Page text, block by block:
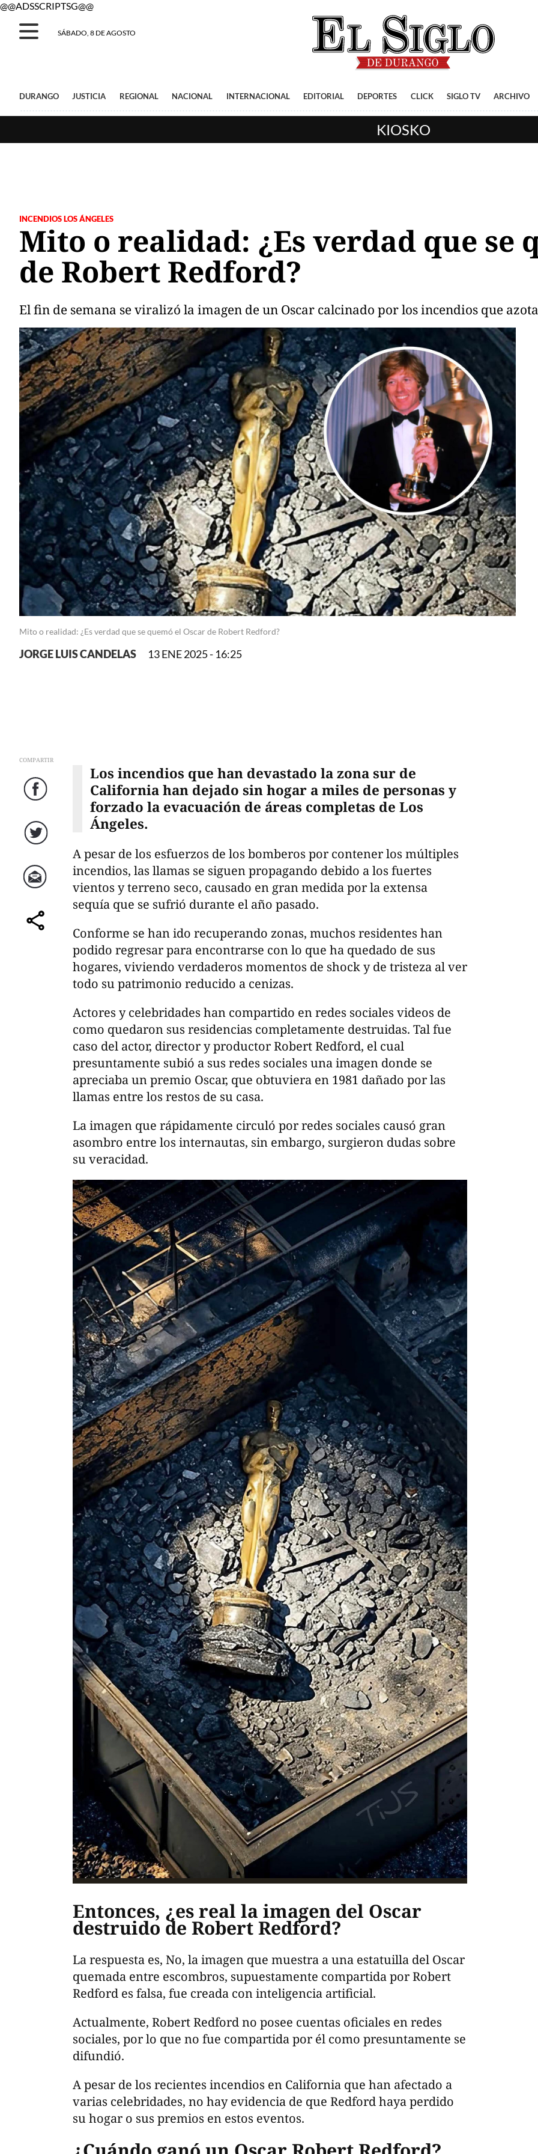
@@ADSSCRIPTSG@@
SÁBADO, 8 DE AGOSTO
DURANGO JUSTICIA REGIONAL NACIONAL INTERNACIONAL EDITORIAL DEPORTES CLICK SIGLO TV ARCHIVO
KIOSKO
INCENDIOS LOS ÁNGELES
Mito o realidad: ¿Es verdad que se
de Robert Redford?
El fin de semana se viralizó la imagen de un Oscar calcinado por los incendios que
Mito o realidad: ¿Es verdad que se quemó el Oscar de Robert Redford?
JORGE LUIS CANDELAS 13 ENE 2025 - 16:25
COMPARTIR
Facebook
Twitter
Correo
comparte
Los incendios que han devastado la zona sur de
California han dejado sin hogar a miles de personas y
forzado la evacuación de áreas completas de Los
Ángeles.
A pesar de los esfuerzos de los bomberos por contener los múltiples
incendios, las llamas se siguen propagando debido a los fuertes
vientos y terreno seco, causado en gran medida por la extensa
sequía que se sufrió durante el año pasado.
Conforme se han ido recuperando zonas, muchos residentes han
podido regresar para encontrarse con lo que ha quedado de sus
hogares, viviendo verdaderos momentos de shock y de tristeza al ver
todo su patrimonio reducido a cenizas.
Actores y celebridades han compartido en redes sociales videos de
como quedaron sus residencias completamente destruidas. Tal fue
caso del actor, director y productor Robert Redford, el cual
presuntamente subió a sus redes sociales una imagen donde se
apreciaba un premio Oscar, que obtuviera en 1981 dañado por las
llamas entre los restos de su casa.
La imagen que rápidamente circuló por redes sociales causó gran
asombro entre los internautas, sin embargo, surgieron dudas sobre
su veracidad.
Entonces, ¿es real la imagen del Oscar
destruido de Robert Redford?
La respuesta es, No, la imagen que muestra a una estatuilla del Oscar
quemada entre escombros, supuestamente compartida por Robert
Redford es falsa, fue creada con inteligencia artificial.
Actualmente, Robert Redford no posee cuentas oficiales en redes
sociales, por lo que no fue compartida por él como presuntamente se
difundió.
A pesar de los recientes incendios en California que han afectado a
varias celebridades, no hay evidencia de que Redford haya perdido
su hogar o sus premios en estos eventos.